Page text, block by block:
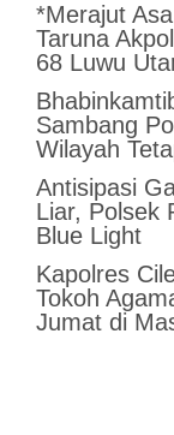
*Merajut
Taruna
68 Luwu
Sambang
Wilayah
Antisipasi
Liar, Polsek
Blue Light
Kapolres
Tokoh
Jumat di